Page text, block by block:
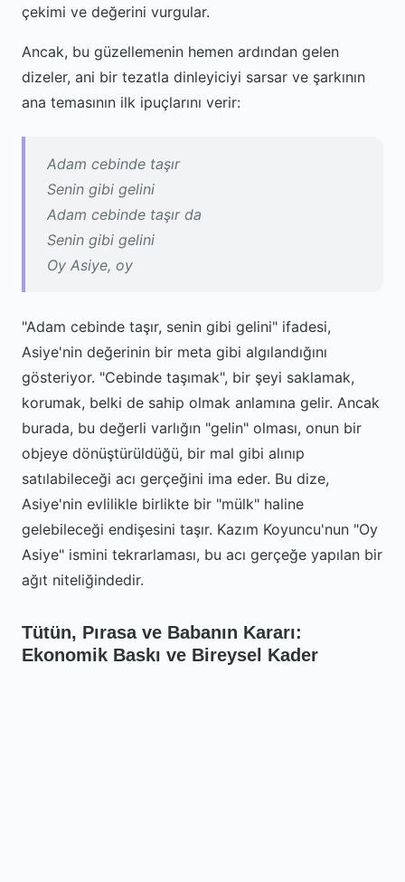
çekimi ve değerini vurgular.
Ancak, bu güzellemenin hemen ardından gelen
dizeler, ani bir tezatla dinleyiciyi sarsar ve şarkının
ana temasının ilk ipuçlarını verir:
Adam cebinde taşır
Senin gibi gelini
Adam cebinde taşır da
Senin gibi gelini
Oy Asiye, oy
"Adam cebinde taşır, senin gibi gelini" ifadesi,
Asiye'nin değerinin bir meta gibi algılandığını
gösteriyor. "Cebinde taşımak", bir şeyi saklamak,
korumak, belki de sahip olmak anlamına gelir. Ancak
burada, bu değerli varlığın "gelin" olması, onun bir
objeye dönüştürüldüğü, bir mal gibi alınıp
satılabileceği acı gerçeğini ima eder. Bu dize,
Asiye'nin evlilikle birlikte bir "mülk" haline
gelebileceği endişesini taşır. Kazım Koyuncu'nun "Oy
Asiye" ismini tekrarlaması, bu acı gerçeğe yapılan bir
ağıt niteliğindedir.
Tütün, Pırasa ve Babanın Kararı:
Ekonomik Baskı ve Bireysel Kader